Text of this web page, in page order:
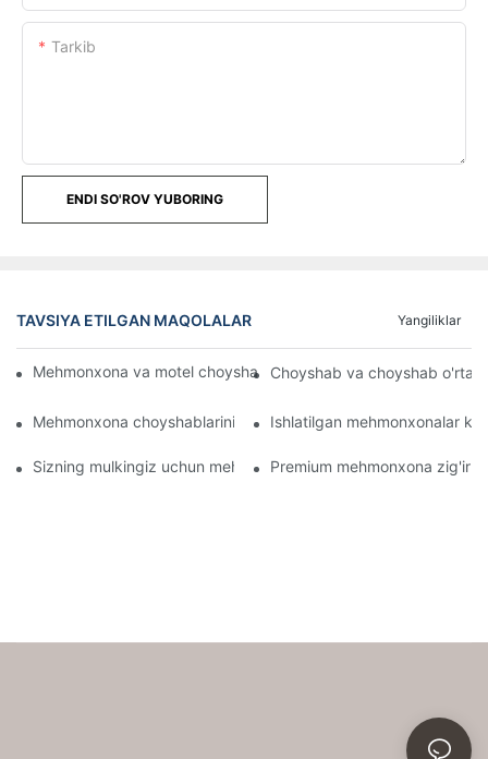
Tarkib
ENDI SO'ROV YUBORING
TAVSIYA ETILGAN MAQOLALAR Yangiliklar
Mehmonxona va motel choyshablarini ulgurji Onlaynda sotib
Choyshab va choyshab
Mehmonxona choyshablarini nima shunchalik qulay qiladi
Ishlatilgan mehmonxonalar
Sizning mulkingiz uchun mehmonxona choyshablarini tanlash
Premium mehmonxona zig'ir